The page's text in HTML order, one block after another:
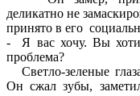
деликатно не
принято в его
- Я вас хочу. Вы
проблема?
Светло-зеленые
Он сжал зубы,